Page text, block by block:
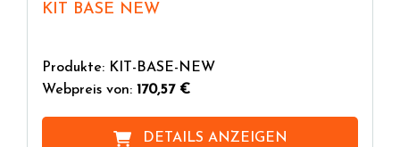
KIT BASE NEW
Produkte: KIT-BASE-NEW
Webpreis von: 170,57 €
DETAILS ANZEIGEN